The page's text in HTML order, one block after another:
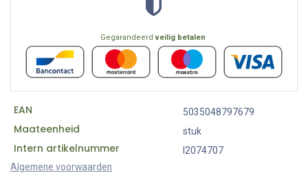
Gegarandeerdveilig betalen
EAN 5035048797679
Maateenheid stuk
Intern artikelnummer
I2074707
Algemene voorwaarden